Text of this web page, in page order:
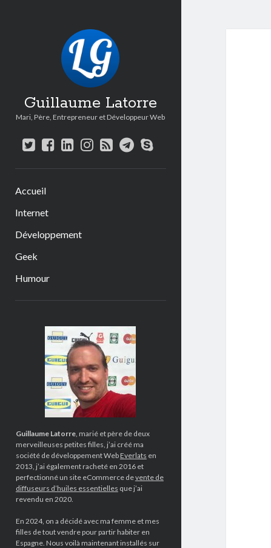
Guillaume Latorre
Mari, Père, Entrepreneur et Développeur Web
twitter
facebook
linkedin
instagram
rsstelegram
skype
Accueil
Internet
Développement
Geek
Humour
Guillaume Latorre, marié et père de deux
merveilleuses petites filles, j’ai créé ma
société de développement Web Everlats en
2013, j’ai également racheté en 2016 et
perfectionné un site eCommerce devente de
diffuseurs d’huiles essentielles que j’ai
revendu en 2020.
En 2024, on a décidé avec ma femme et mes
filles de tout vendre pour partir habiter en
Espagne. Nous voilà maintenant installés sur